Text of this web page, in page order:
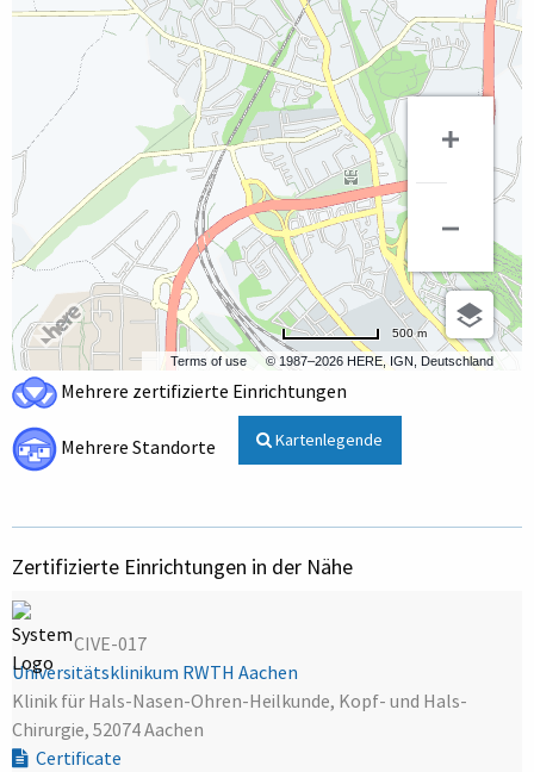
Terms of use © 1987–2026 HERE, IGN, Deutschland
500 m
Mehrere zertifizierte Einrichtungen
Mehrere Standorte Kartenlegende
Zertifizierte Einrichtungen in der Nähe
CIVE-017
Universitätsklinikum RWTH Aachen
Klinik für Hals-Nasen-Ohren-Heilkunde, Kopf- und Hals-
Chirurgie, 52074 Aachen
Certificate